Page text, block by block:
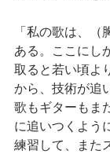
「私の歌は、
ある。ここにし
取ると若い頃よ
から、技術が追
歌もギターもま
に追いつくよう
練習して、また